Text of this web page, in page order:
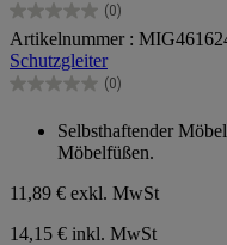
(0)
0.0
von
5
Sternen.
Artikelnummer :
Schutzgleiter
(0)
0.0
Sternen.
Selbsthaftender
Möbelfüßen.
11,89 € exkl. MwSt
14,15 € inkl. MwSt